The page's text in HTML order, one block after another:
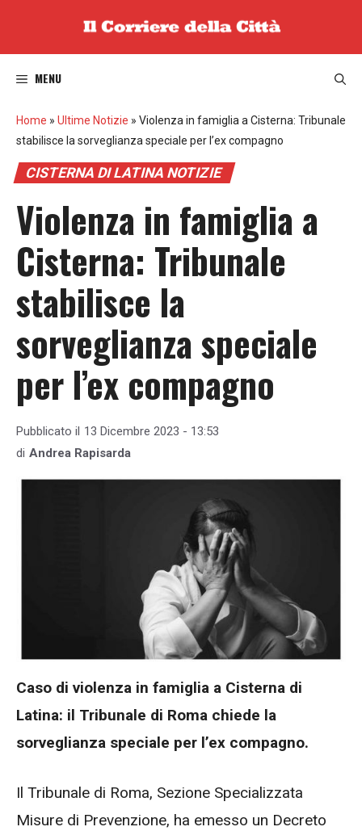
MENU
Home » Ultime Notizie » Violenza in famiglia a Cisterna: Tribunale
stabilisce la sorveglianza speciale per l’ex compagno
CISTERNA DI LATINA NOTIZIE
Violenza in famiglia a
Cisterna: Tribunale
stabilisce la
sorveglianza speciale
per l’ex compagno
Pubblicato il 13 Dicembre 2023 - 13:53
di Andrea Rapisarda
Caso di violenza in famiglia a Cisterna di
Latina: il Tribunale di Roma chiede la
sorveglianza speciale per l’ex compagno.
Il Tribunale di Roma, Sezione Specializzata
Misure di Prevenzione, ha emesso un Decreto